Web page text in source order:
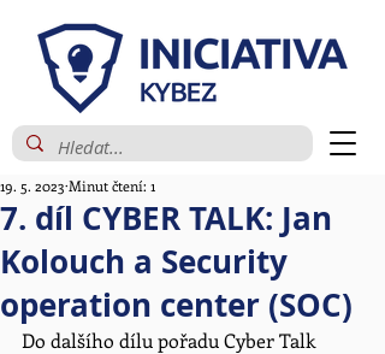
7. díl CYBER TALK: Jan
Kolouch a Security
operation center (SOC)
19. 5. 2023 Minut čtení: 1
Do dalšího dílu pořadu Cyber Talk